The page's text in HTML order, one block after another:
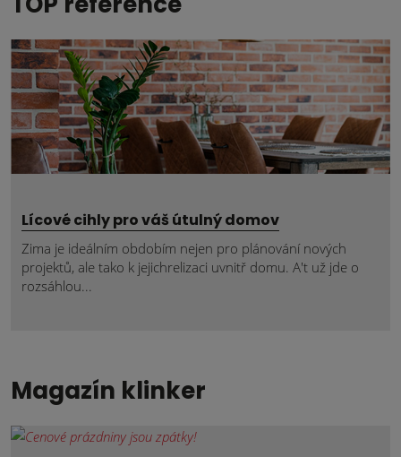
Lícové cihly pro váš útulný domov
Zima je ideálním obdobím nejen pro plánování nových
projektů, ale tako k jejichrelizaci uvnitř domu. A't už jde o
rozsáhlou...
Magazín klinker